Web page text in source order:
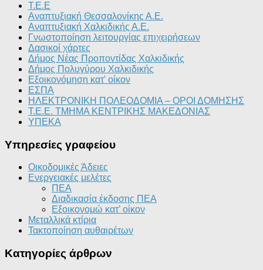
T.E.E
Αναπτυξιακή Θεσσαλονίκης Α.Ε.
Αναπτυξιακή Χαλκιδικής Α.Ε.
Γνωστοποίηση λειτουργίας επιχειρήσεων
Δασικοί χάρτες
Δήμος Νέας Προποντίδας Χαλκιδικής
Δήμος Πολυγύρου Χαλκιδικής
Εξοικονόμηση κατ' οίκον
ΕΣΠΑ
ΗΛΕΚΤΡΟΝΙΚΗ ΠΟΛΕΟΔΟΜΙΑ – ΟΡΟΙ ΔΟΜΗΣΗΣ
Τ.Ε.Ε. ΤΜΗΜΑ ΚΕΝΤΡΙΚΗΣ ΜΑΚΕΔΟΝΙΑΣ
ΥΠΕΚΑ
Υπηρεσίες γραφείου
Οικοδομικές Άδειες
Ενεργειακές μελέτες
ΠΕΑ
Διαδικασία έκδοσης ΠΕΑ
Εξοικονομώ κατ’ οίκoν
Μεταλλικά κτίρια
Τακτοποίηση αυθαιρέτων
Κατηγορίες άρθρων